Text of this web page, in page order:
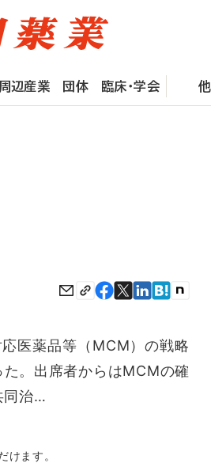
周辺産業 団体 臨床・学会
医薬品等（MCM）の戦略
。出席者からはMCMの確
同治…
けます。